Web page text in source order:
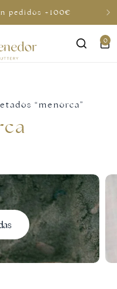
pedidos +100€
0
“menorca”